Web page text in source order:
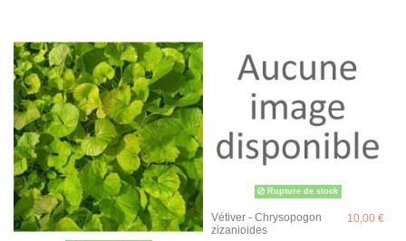
Rupture de stock
Vétiver - Chrysopogon
zizanioides
10,00 €